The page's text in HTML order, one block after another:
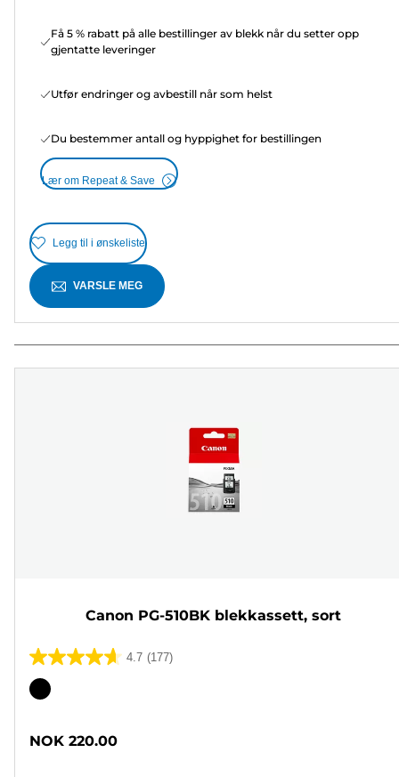
Få 5 % rabatt på alle bestillinger av blekk når du setter opp
gjentatte leveringer
Utfør endringer og avbestill når som helst
Du bestemmer antall og hyppighet for bestillingen
Lær om Repeat & Save
Legg til i ønskeliste
VARSLE MEG
Canon PG-510BK blekkassett, sort
4.7 (177)
4.7
av
177
Fargekassett
NOK 220.00